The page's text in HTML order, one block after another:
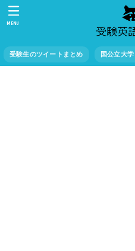
受験生のツイートまとめ 国公立大
MENU